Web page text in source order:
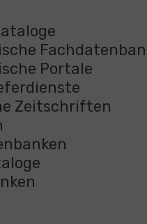
Portale
Zeitschriften